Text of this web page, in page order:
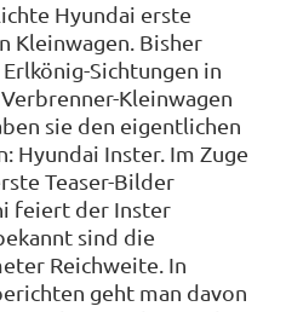
Hyundai erste
Kleinwagen. Bisher
Sichtungen in
Kleinwagen
sie den eigentlichen
Hyundai Inster. Im Zuge
Teaser-Bilder
feiert der Inster
sind die
Reichweite. In
geht man davon